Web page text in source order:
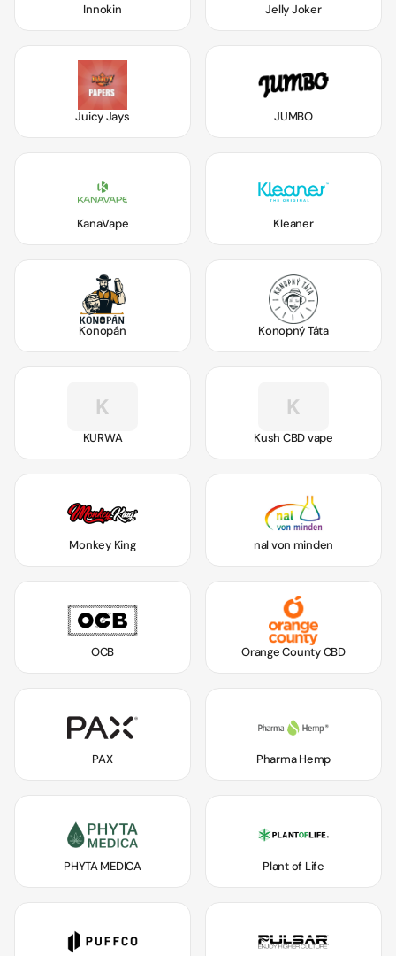
Innokin Jelly Joker
Juicy Jays JUMBO
KanaVape Kleaner
Konopán Konopný Táta
K
KURWA
K
Kush CBD vape
Monkey King nal von minden
OCB Orange County CBD
PAX Pharma Hemp
PHYTA MEDICA Plant of Life